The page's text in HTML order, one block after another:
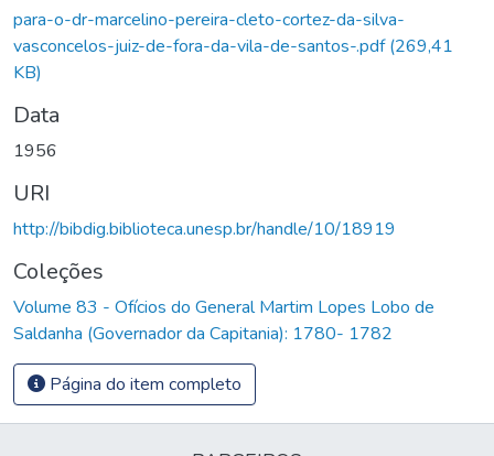
para-o-dr-marcelino-pereira-cleto-cortez-da-silva-
vasconcelos-juiz-de-fora-da-vila-de-santos-.pdf(269,41
KB)
Data
1956
URI
http://bibdig.biblioteca.unesp.br/handle/10/18919
Coleções
Volume 83 - Ofícios do General Martim Lopes Lobo de
Saldanha (Governador da Capitania): 1780- 1782
Página do item completo